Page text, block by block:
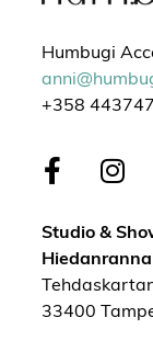
Humbugi
+358
Studio &
33400